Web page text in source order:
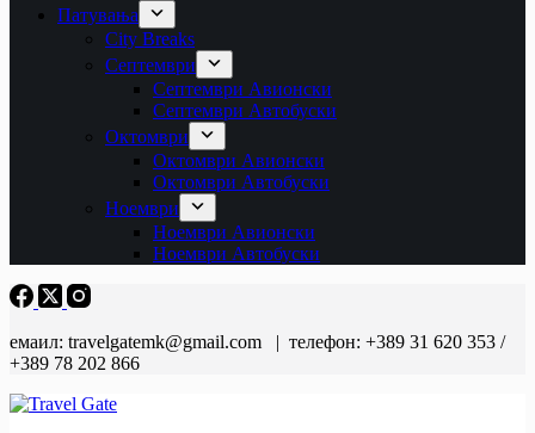
Патувања
City Breaks
Септември
Септември Авионски
Септември Автобуски
Октомври
Октомври Авионски
Октомври Автобуски
Ноември
Ноември Авионски
Ноември Автобуски
емаил: travelgatemk@gmail.com | телефон: +389 31 620 353 /
+389 78 202 866